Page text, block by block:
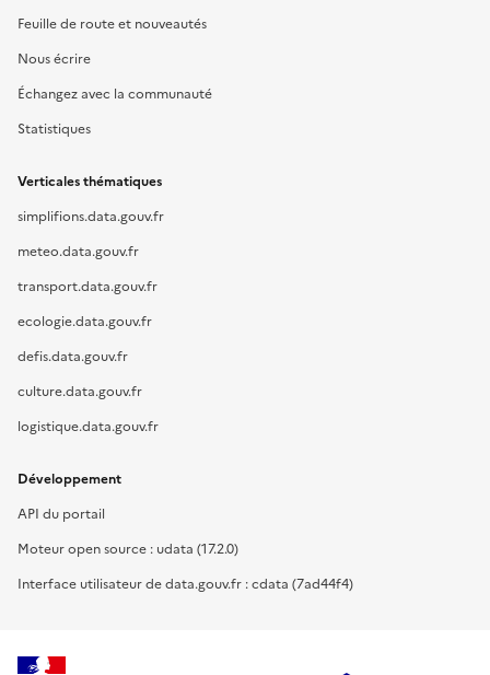
Feuille de route et nouveautés
Nous écrire
Échangez avec la communauté
Statistiques
Verticales thématiques
simplifions.data.gouv.fr
meteo.data.gouv.fr
transport.data.gouv.fr
ecologie.data.gouv.fr
defis.data.gouv.fr
culture.data.gouv.fr
logistique.data.gouv.fr
Développement
API du portail
Moteur open source : udata (17.2.0)
Interface utilisateur de data.gouv.fr : cdata (7ad44f4)